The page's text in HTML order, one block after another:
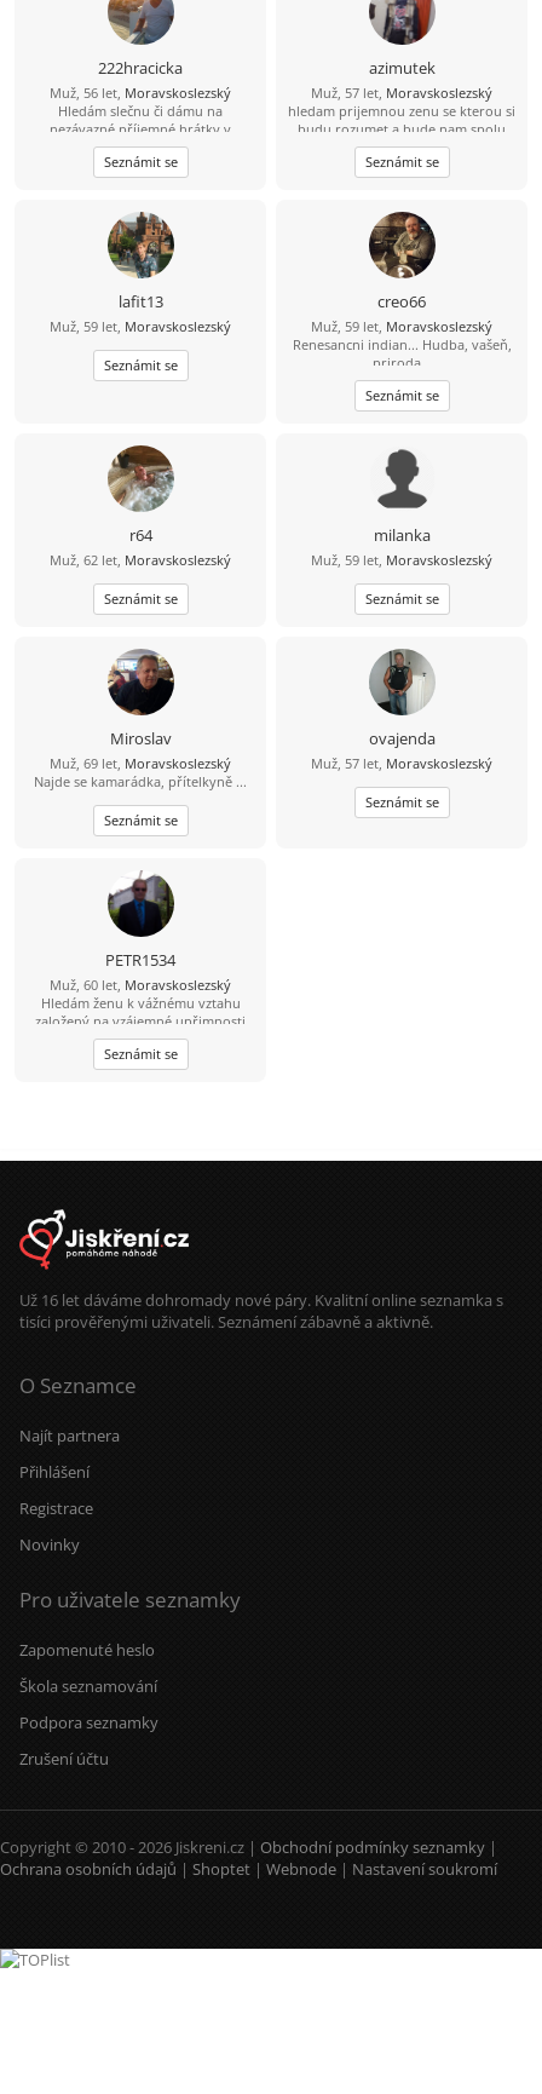
222hracicka
Muž, 56 let, Moravskoslezský
Hledám slečnu či dámu na
nezávazné příjemné hrátky v
dopoledních hodinách. Žádné
následné komplikace! :-D Ostravsko
Seznámit se
azimutek
Muž, 57 let, Moravskoslezský
hledam prijemnou zenu se kterou si
budu rozumet a bude nam spolu
fajn
Seznámit se
lafit13
Muž, 59 let, Moravskoslezský
Seznámit se
creo66
Muž, 59 let, Moravskoslezský
Renesancni indian... Hudba, vašeň,
priroda...
Seznámit se
r64
Muž, 62 let, Moravskoslezský
Seznámit se
milanka
Muž, 59 let, Moravskoslezský
Seznámit se
Miroslav
Muž, 69 let, Moravskoslezský
Najde se kamarádka, přítelkyně ...
Seznámit se
ovajenda
Muž, 57 let, Moravskoslezský
Seznámit se
PETR1534
Muž, 60 let, Moravskoslezský
Hledám ženu k vážnému vztahu
založený na vzájemné upřimnosti
,důvěře a toleranci.
Seznámit se
Už 16 let dáváme dohromady nové páry. Kvalitní online seznamka s
tisíci prověřenými uživateli. Seznámení zábavně a aktivně.
O Seznamce
Najít partnera
Přihlášení
Registrace
Novinky
Pro uživatele seznamky
Zapomenuté heslo
Škola seznamování
Podpora seznamky
Zrušení účtu
Copyright © 2010 - 2026 Jiskreni.cz | Obchodní podmínky seznamky |
Ochrana osobních údajů | Shoptet | Webnode | Nastavení soukromí